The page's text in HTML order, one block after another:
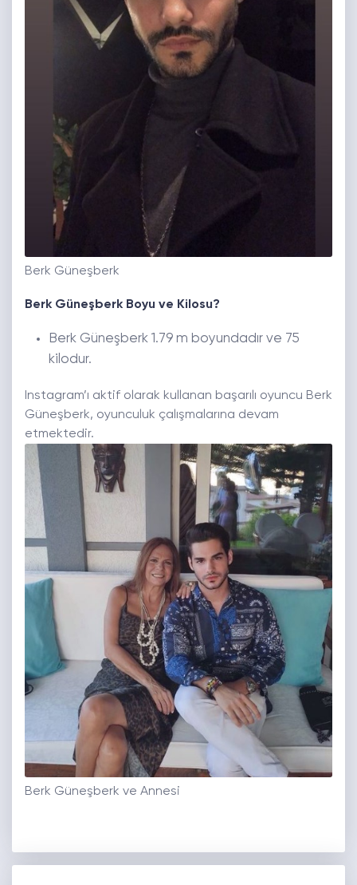
Berk Güneşberk
Berk Güneşberk Boyu ve Kilosu?
Berk Güneşberk 1.79 m boyundadır ve 75
kilodur.
Instagram’ı aktif olarak kullanan başarılı oyuncu Berk
Güneşberk, oyunculuk çalışmalarına devam
etmektedir.
Berk Güneşberk ve Annesi